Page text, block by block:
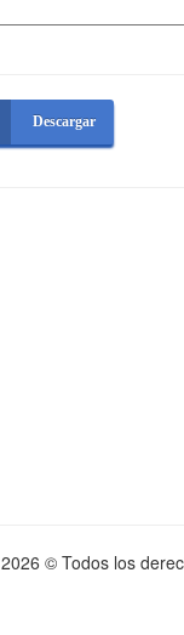
Descargar
2026 © Todos los